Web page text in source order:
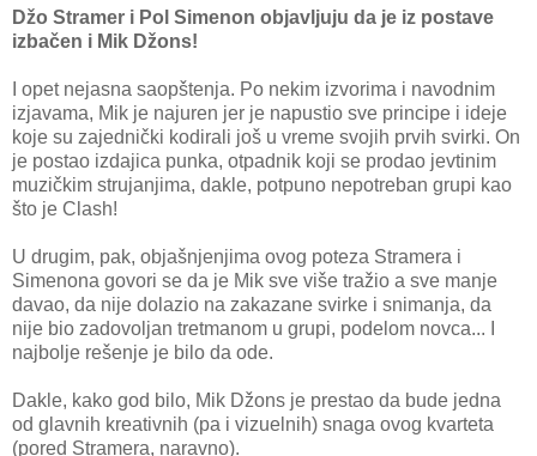
Džo Stramer i Pol Simenon objavljuju da je iz postave
izbačen i Mik Džons!
I opet nejasna saopštenja. Po nekim izvorima i navodnim
izjavama, Mik je najuren jer je napustio sve principe i ideje
koje su zajednički kodirali još u vreme svojih prvih svirki. On
je postao izdajica punka, otpadnik koji se prodao jevtinim
muzičkim strujanjima, dakle, potpuno nepotreban grupi kao
što je Clash!
U drugim, pak, objašnjenjima ovog poteza Stramera i
Simenona govori se da je Mik sve više tražio a sve manje
davao, da nije dolazio na zakazane svirke i snimanja, da
nije bio zadovoljan tretmanom u grupi, podelom novca... I
najbolje rešenje je bilo da ode.
Dakle, kako god bilo, Mik Džons je prestao da bude jedna
od glavnih kreativnih (pa i vizuelnih) snaga ovog kvarteta
(pored Stramera, naravno).